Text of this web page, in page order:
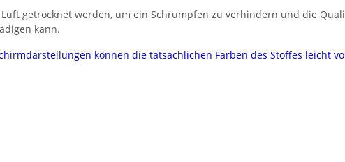
getrocknet werden, um ein Schrumpfen zu verhindern und die
kann.
können die tatsächlichen Farben des Stoffes leicht